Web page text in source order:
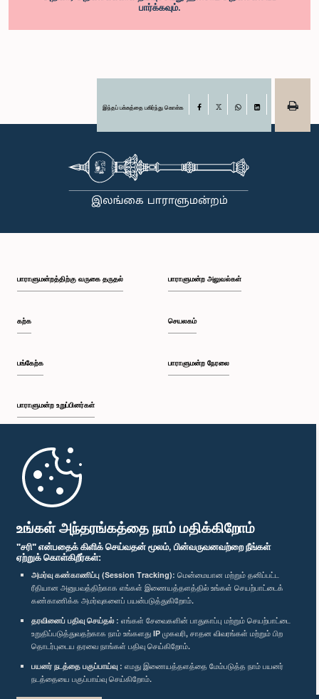
உங்கள் அந்தரங்கத்தை நாம் மதிக்கிறோம்
"சரி" என்பதைக் கிளிக் செய்வதன் மூலம், பின்வருவனவற்றை நீங்கள்
ஏற்றுக் கொள்கிறீர்கள்:
அமர்வு கண்காணிப்பு (Session Tracking): மென்மையான மற்றும் தனிப்பட்ட
ரீதியான அனுபவத்திற்காக எங்கள் இணையத்தளத்தில் உங்கள் செயற்பாட்டைக்
கண்காணிக்க அமர்வுகளைப் பயன்படுத்துகிறோம்.
தரவினைப் பதிவு செய்தல் : எங்கள் சேவைகளின் பாதுகாப்பு மற்றும் செயற்பாட்டை
உறுதிப்படுத்துவதற்காக நாம் உங்களது IP முகவரி, சாதன விவரங்கள் மற்றும் பிற
தொடர்புடைய தரவை நாங்கள் பதிவு செய்கிறோம்.
பயனர் நடத்தை பகுப்பாய்வு : எமது இணையத்தளத்தை மேம்படுத்த நாம் பயனர்
நடத்தையை பகுப்பாய்வு செய்கிறோம்.
பார்க்கவும்.
இந்தப் பக்கத்தை பகிர்ந்து கொள்க Facebook
பாராளுமன்றத்திற்கு வருகை தருதல்
கற்க
பங்கேற்க
பாராளுமன்ற உறுப்பினர்கள்
முதற்பக்கம்
பாராளுமன்ற அலுவல்கள்
செயலகம்
பாராளுமன்ற நேரலை
பாராளுமன்ற கையடக்க செயலி
எம்மை பின்தொடர்க :
விருதுகள்
தனியுரிமைக் கொள்கை